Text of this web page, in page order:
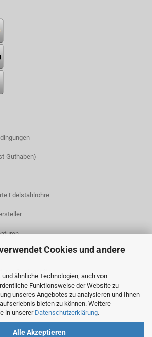
Cookies und andere
ähnliche Technologien, auch von
Funktionsweise der Website zu
unseres Angebotes zu analysieren und Ihnen
bieten zu können. Weitere
in unserer Datenschutzerklärung.
Alle Akzeptieren
Guthaben)
Edelstahlrohre
Armaturen
Sprühgeräte